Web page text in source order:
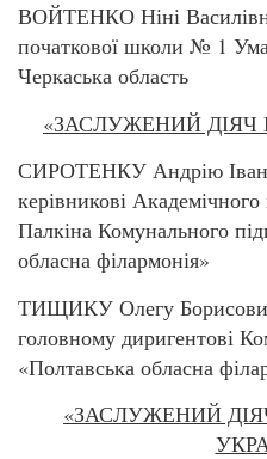
ВОЙТЕНКО Ніні
початкової школи № 1
Черкаська область
«ЗАСЛУЖЕНИЙ ДІЯЧ
СИРОТЕНКУ Андрію
керівникові
Палкіна Комунального
обласна філармонія»
ТИЩИКУ Олегу
головному диригентові
«Полтавська обласна
«ЗАСЛУЖЕНИЙ